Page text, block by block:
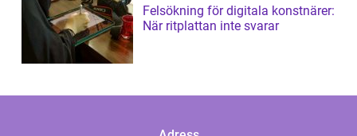
Felsökning för digitala konstnärer:
När ritplattan inte svarar